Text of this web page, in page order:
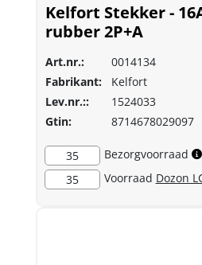
Kelfort Stekker -
rubber 2P+A
Art.nr.:
0014134
Fabrikant:
Kelfort
Lev.nr.::
1524033
Gtin:
8714678029097
35
Bezorgvoorraad
35
Voorraad Dozon